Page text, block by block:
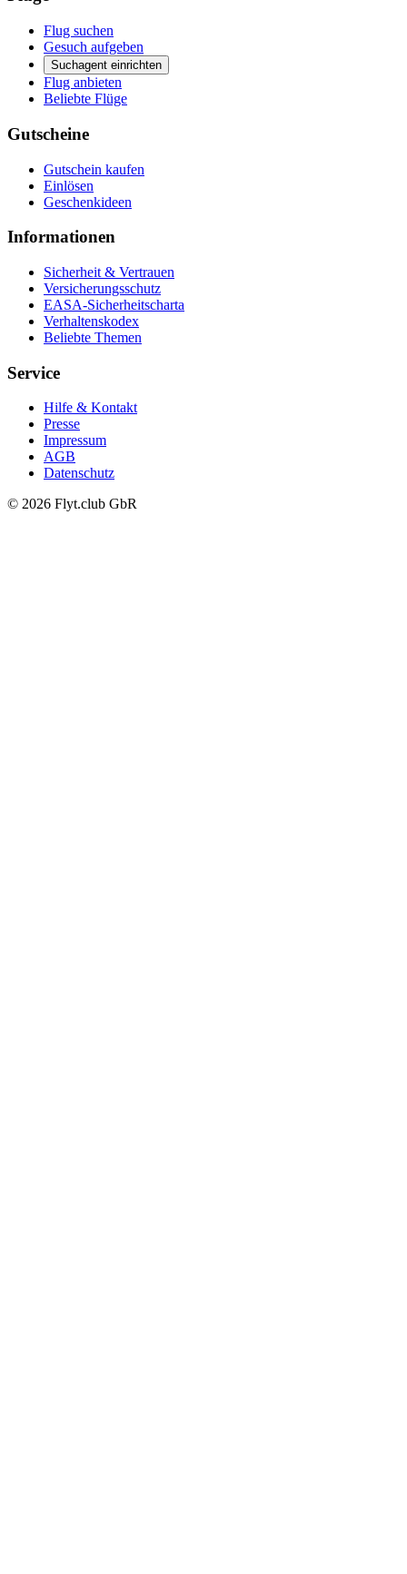
Flug suchen
Gesuch aufgeben
Suchagent einrichten
Flug anbieten
Beliebte Flüge
Gutscheine
Gutschein kaufen
Einlösen
Geschenkideen
Informationen
Sicherheit & Vertrauen
Versicherungsschutz
EASA-Sicherheitscharta
Verhaltenskodex
Beliebte Themen
Service
Hilfe & Kontakt
Presse
Impressum
AGB
Datenschutz
© 2026 Flyt.club GbR